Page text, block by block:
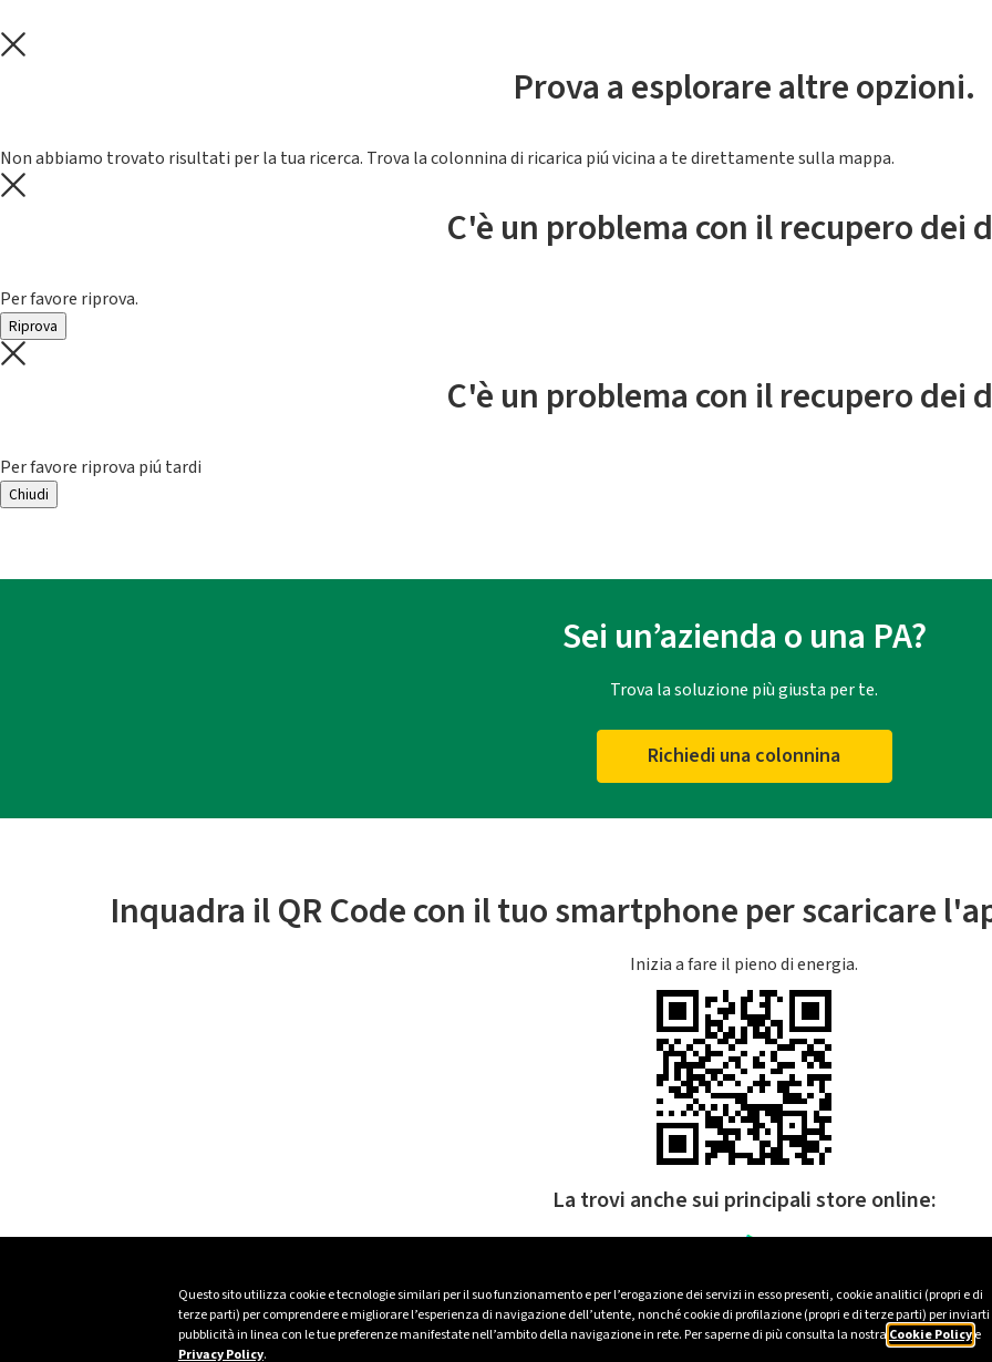
Questo sito utilizza cookie e tecnologie similari per il suo funzionamento e per l’erogazione dei servizi in esso presenti, cookie analitici (propri e di
terze parti) per comprendere e migliorare l’esperienza di navigazione dell’utente, nonché cookie di profilazione (propri e di terze parti) per inviarti
pubblicità in linea con le tue preferenze manifestate nell’ambito della navigazione in rete. Per saperne di più consulta la nostra Cookie Policye
Privacy Policy.
Prova a esplorare altre opzioni.
Non abbiamo trovato risultati per la tua ricerca. Trova la colonnina di ricarica piú vicina a te direttamente sulla mappa.
C'è un problema con il recupero dei
Per favore riprova.
Riprova
C'è un problema con il recupero dei
Per favore riprova piú tardi
Chiudi
Sei un’azienda o una PA?
Trova la soluzione più giusta per te.
Richiedi una colonnina
Inquadra il QR Code con il tuo smartphone per scaricare
Inizia a fare il pieno di energia.
La trovi anche sui principali store online: